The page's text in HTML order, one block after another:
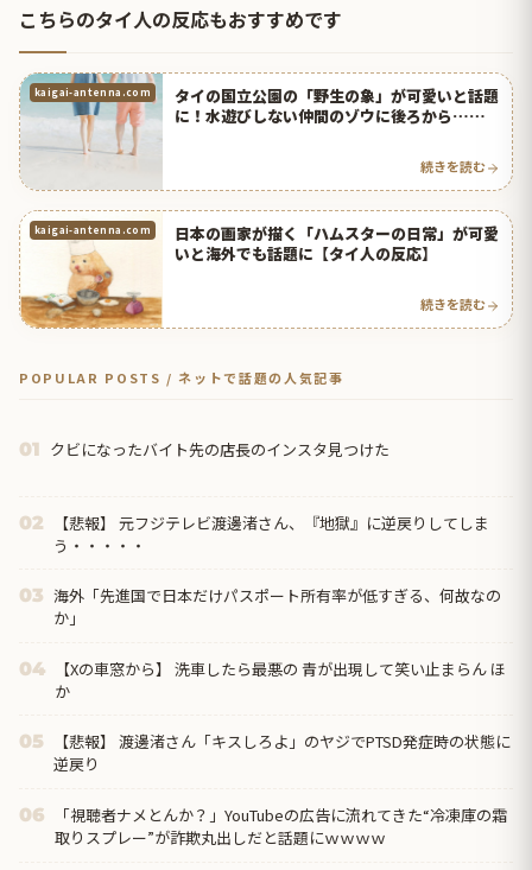
こちらのタイ人の反応もおすすめです
kaigai-antenna.com
タイの国立公園の「野生の象」が可愛いと話題
に！水遊びしない仲間のゾウに後ろから…【タ
続きを読む
kaigai-antenna.com
日本の画家が描く「ハムスターの日常」が可愛
いと海外でも話題に【タイ人の反応】
続きを読む
POPULAR POSTS / ネットで話題の人気記事
01 クビになったバイト先の店長のインスタ見つけた
02
【悲報】 元フジテレビ渡邊渚さん、『地獄』に逆戻りしてしま
う・・・・・
03 海外「先進国で日本だけパスポート所有率が低すぎる、何故なの
か」
04
【Xの車窓から】 洗車したら最悪の 青が出現して笑い止まらん ほ
か
05
【悲報】 渡邊渚さん「キスしろよ」のヤジでPTSD発症時の状態に
逆戻り
06
「視聴者ナメとんか？」YouTubeの広告に流れてきた“冷凍庫の霜
取りスプレー”が詐欺丸出しだと話題にｗｗｗｗ